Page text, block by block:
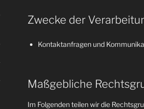
Zwecke der
Kontaktanfragen und
Maßgebliche
Im Folgenden teilen wir die